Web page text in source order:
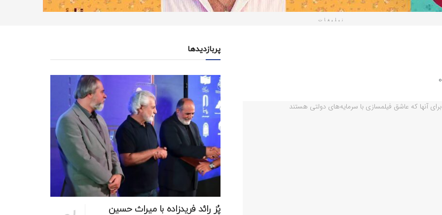
تبلیغات
پربازدیدها
پُز رائد فریدزاده با میراث حسین